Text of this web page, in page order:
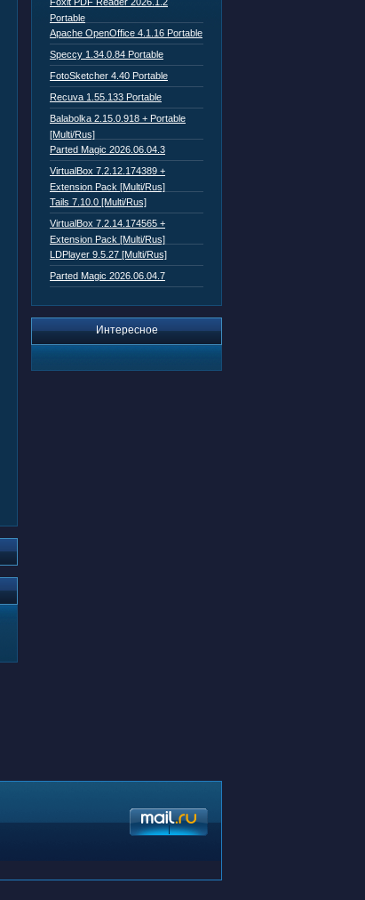
Portable
Apache OpenOffice 4.1.16 Portable
Speccy 1.34.0.84 Portable
FotoSketcher 4.40 Portable
Recuva 1.55.133 Portable
Balabolka 2.15.0.918 + Portable
[Multi/Rus]
Parted Magic 2026.06.04.3
VirtualBox 7.2.12.174389 +
Extension Pack [Multi/Rus]
Tails 7.10.0 [Multi/Rus]
VirtualBox 7.2.14.174565 +
Extension Pack [Multi/Rus]
LDPlayer 9.5.27 [Multi/Rus]
Parted Magic 2026.06.04.7
Интересное